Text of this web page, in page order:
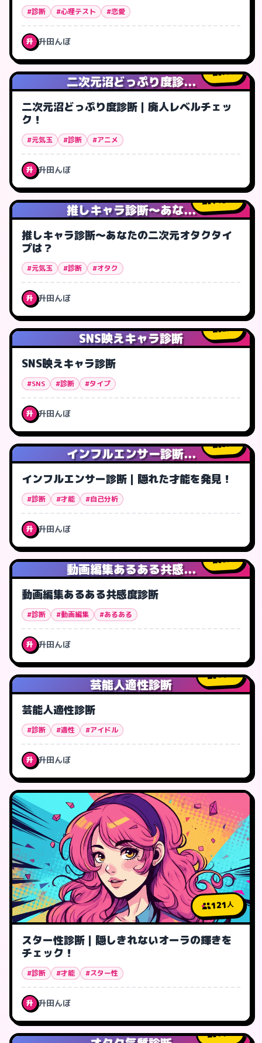
#診断 #心理テスト #恋愛
升 升田んぼ
二次元沼どっぷり度診...
7人
二次元沼どっぷり度診断｜廃人レベルチェッ
ク！
#元気玉 #診断 #アニメ
升 升田んぼ
推しキャラ診断～あな...
143人
推しキャラ診断～あなたの二次元オタクタイ
プは？
#元気玉 #診断 #オタク
升 升田んぼ
SNS映えキャラ診断
2人
SNS映えキャラ診断
#SNS #診断 #タイプ
升 升田んぼ
インフルエンサー診断...
3人
インフルエンサー診断｜隠れた才能を発見！
#診断 #才能 #自己分析
升 升田んぼ
動画編集あるある共感...
0人
動画編集あるある共感度診断
#診断 #動画編集 #あるある
升 升田んぼ
芸能人適性診断
44人
芸能人適性診断
#診断 #適性 #アイドル
升 升田んぼ
121人
スター性診断｜隠しきれないオーラの輝きを
チェック！
#診断 #才能 #スター性
升 升田んぼ
11人